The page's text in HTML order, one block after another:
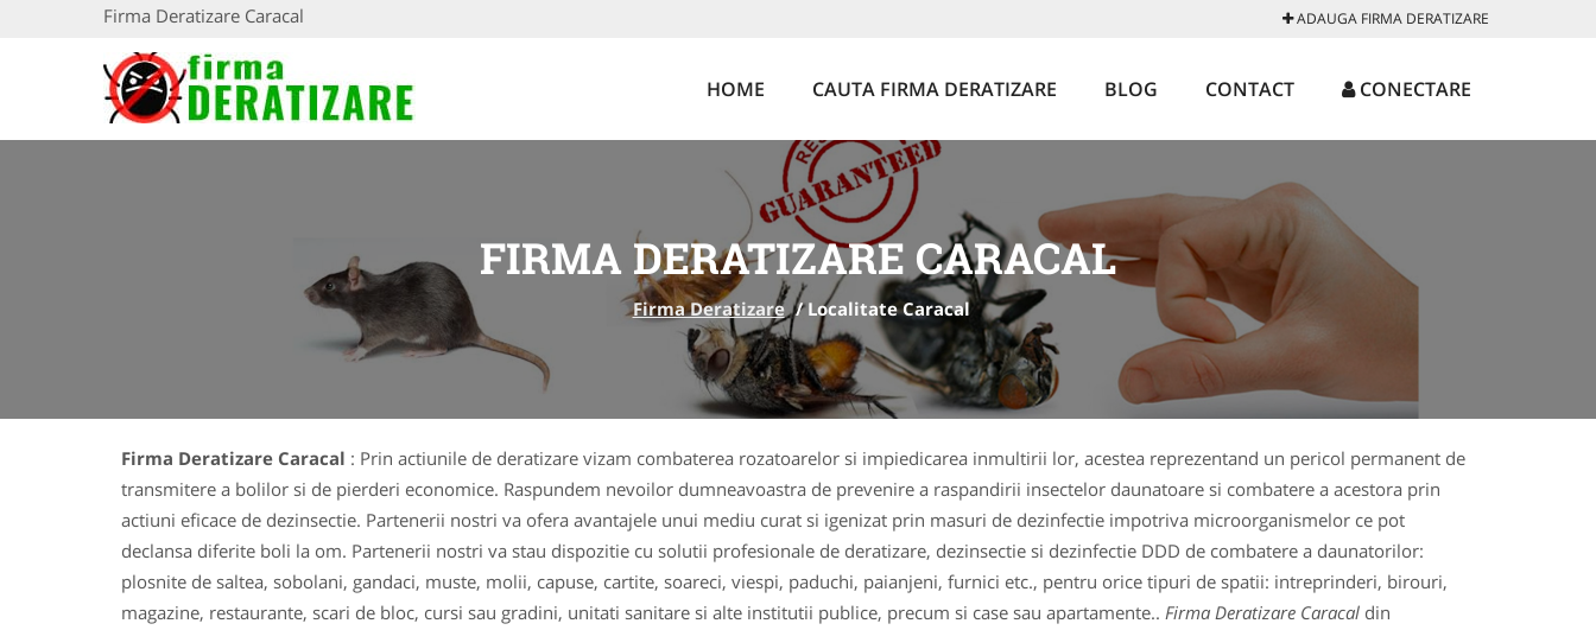
Firma Deratizare Caracal ADAUGA FIRMA DERATIZARE
HOME CAUTA FIRMA DERATIZARE BLOG CONTACT CONECTARE
FIRMA DERATIZARE CARACAL
Firma Deratizare /Localitate Caracal
Firma Deratizare Caracal : Prin actiunile de deratizare vizam combaterea rozatoarelor si impiedicarea inmultirii lor, acestea reprezentand un pericol permanent de
transmitere a bolilor si de pierderi economice. Raspundem nevoilor dumneavoastra de prevenire a raspandirii insectelor daunatoare si combatere a acestora prin
actiuni eficace de dezinsectie. Partenerii nostri va ofera avantajele unui mediu curat si igenizat prin masuri de dezinfectie impotriva microorganismelor ce pot
declansa diferite boli la om. Partenerii nostri va stau dispozitie cu solutii profesionale de deratizare, dezinsectie si dezinfectie DDD de combatere a daunatorilor:
plosnite de saltea, sobolani, gandaci, muste, molii, capuse, cartite, soareci, viespi, paduchi, paianjeni, furnici etc., pentru orice tipuri de spatii: intreprinderi, birouri,
magazine, restaurante, scari de bloc, cursi sau gradini, unitati sanitare si alte institutii publice, precum si case sau apartamente.. Firma Deratizare Caracal din